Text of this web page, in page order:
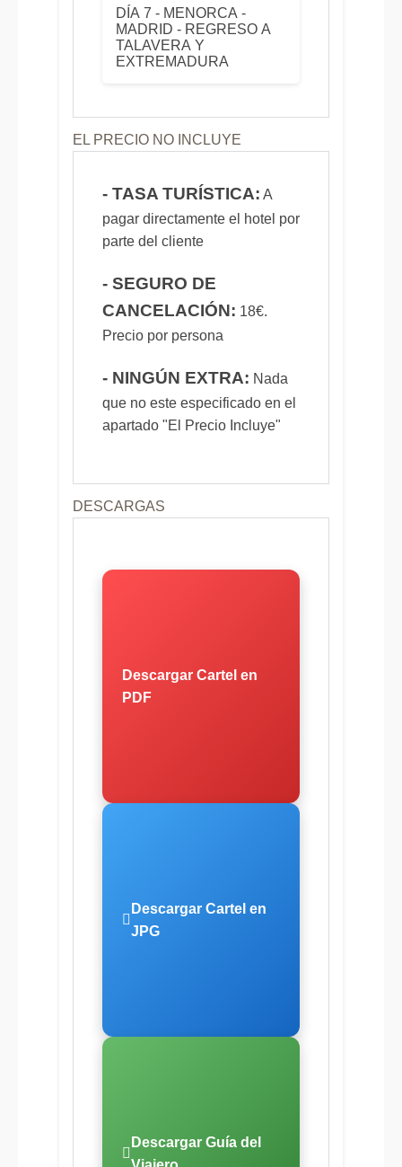
DÍA 7 - MENORCA -
MADRID - REGRESO A
TALAVERA Y
EXTREMADURA
EL PRECIO NO INCLUYE
- TASA TURÍSTICA: A
pagar directamente el hotel por
parte del cliente
- SEGURO DE
CANCELACIÓN: 18€.
Precio por persona
- NINGÚN EXTRA: Nada
que no este especificado en el
apartado "El Precio Incluye"
DESCARGAS
Descargar Cartel en
PDF
Descargar Cartel en
JPG
Descargar Guía del